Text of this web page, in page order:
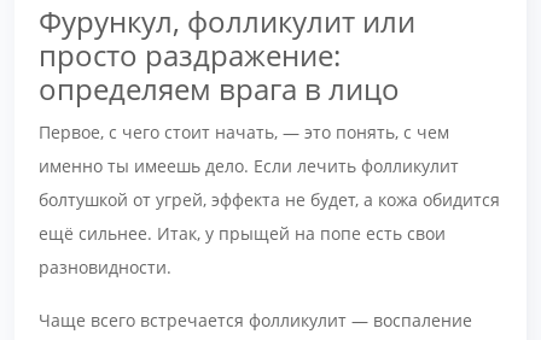
Фурункул, фолликулит или
просто раздражение:
определяем врага в лицо
Первое, с чего стоит начать, — это понять, с чем
именно ты имеешь дело. Если лечить фолликулит
болтушкой от угрей, эффекта не будет, а кожа обидится
ещё сильнее. Итак, у прыщей на попе есть свои
разновидности.
Чаще всего встречается фолликулит — воспаление